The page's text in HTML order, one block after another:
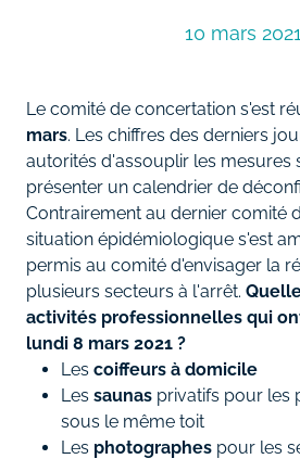
10 mars 2021
Le comité de concertation s'est
mars. Les chiffres des derniers
autorités d'assouplir les mesures
présenter un calendrier de
Contrairement au dernier comité
situation épidémiologique s'est
permis au comité d'envisager la
plusieurs secteurs à l'arrêt.
activités professionnelles qui
lundi 8 mars 2021 ?
Les coiffeurs à domicile
Les saunas privatifs pour les
sous le même toit
Les photographes pour les